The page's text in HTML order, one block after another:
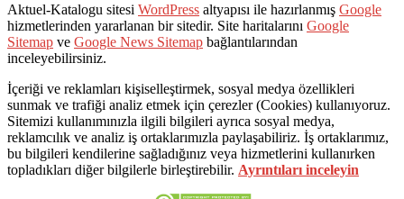
Aktuel-Katalogu sitesi WordPress altyapısı ile hazırlanmış Google
hizmetlerinden yararlanan bir sitedir. Site haritalarını Google
Sitemap ve Google News Sitemap bağlantılarından
inceleyebilirsiniz.
İçeriği ve reklamları kişiselleştirmek, sosyal medya özellikleri
sunmak ve trafiği analiz etmek için çerezler (Cookies) kullanıyoruz.
Sitemizi kullanımınızla ilgili bilgileri ayrıca sosyal medya,
reklamcılık ve analiz iş ortaklarımızla paylaşabiliriz. İş ortaklarımız,
bu bilgileri kendilerine sağladığınız veya hizmetlerini kullanırken
topladıkları diğer bilgilerle birleştirebilir. Ayrıntıları inceleyin